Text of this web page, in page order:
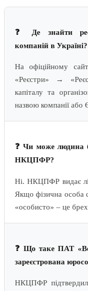
❓ Де знайти
компаній в Україні?
На офіційному
«Реєстри» →
капіталу та
назвою компанії
❓ Чи може людина
НКЦПФР?
Ні. НКЦПФР видає
Якщо фізична
«особисто» – це
❓ Що таке ПАТ
зареєстрована
НКЦПФР